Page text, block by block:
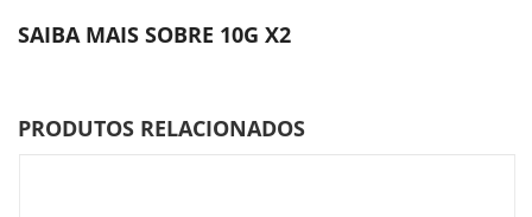
SAIBA MAIS SOBRE 10G X2
PRODUTOS RELACIONADOS